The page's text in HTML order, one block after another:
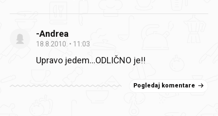
-Andrea
18.8.2010. 11:03
Upravo jedem…ODLIČNO je!!
Pogledaj komentare